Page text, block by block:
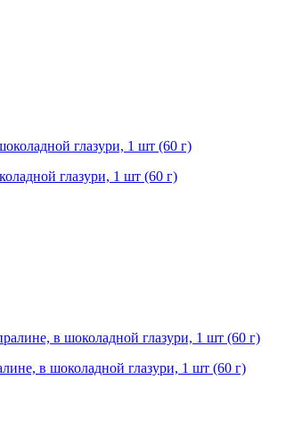
глазури, 1 шт (60 г)
в шоколадной глазури, 1 шт (60 г)